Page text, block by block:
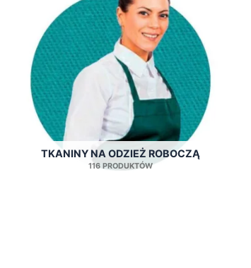
TKANINY NA ODZIEŻ ROBOCZĄ
116 PRODUKTÓW